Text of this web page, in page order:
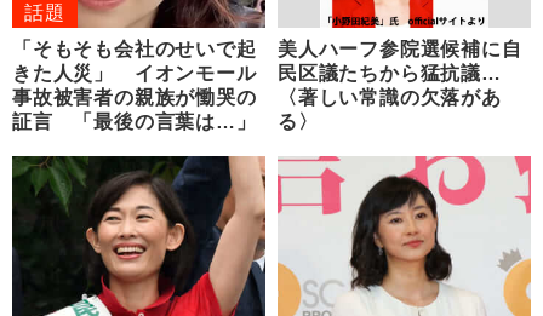
話題
「そもそも会社のせいで起
きた人災」 イオンモール
事故被害者の親族が慟哭の
証言 「最後の言葉は…」
美人ハーフ参院選候補に自
民区議たちから猛抗議…
〈著しい常識の欠落があ
る〉